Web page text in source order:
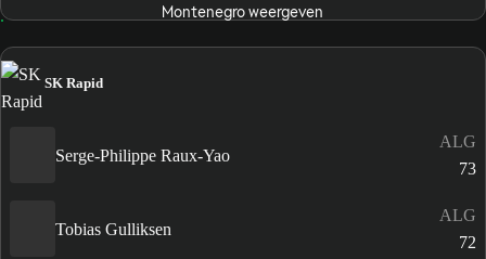
Montenegro weergeven
SK Rapid
Serge-Philippe Raux-Yao
ALG
73
Tobias Gulliksen
ALG
72